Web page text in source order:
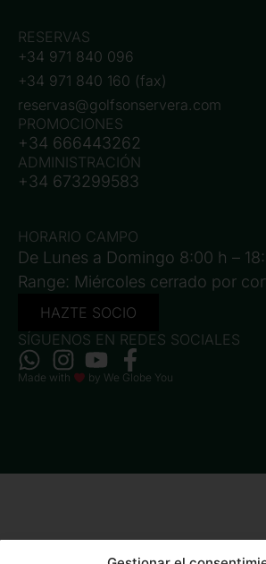
RESERVAS
+34 971 840 096
+34 971 840 160 (fax)
reservas@golfsonservera.com
PROMOCIONES
+34 666443262
ADMINISTRACIÓN
+34 673299583
HORARIO CAMPO
De Lunes a Domingo 8:00 h –
Range: Miércoles cerrado por
HAZTE SOCIO
SÍGUENOS EN REDES SOCIALES
Made with by We Globe You